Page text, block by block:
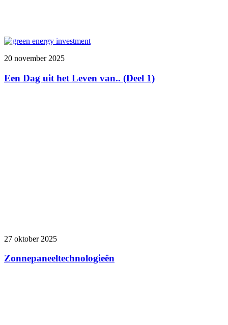
20 november 2025
Een Dag uit het Leven van.. (Deel 1)
27 oktober 2025
Zonnepaneeltechnologieën